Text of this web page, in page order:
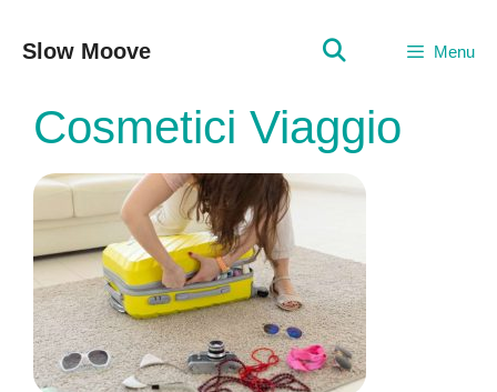
Slow Moove Menu
Cosmetici Viaggio